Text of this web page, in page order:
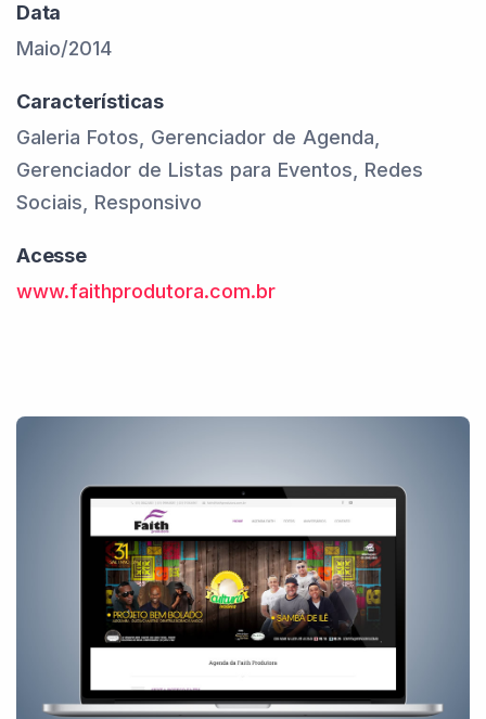
Data
Maio/2014
Características
Galeria Fotos, Gerenciador de Agenda,
Gerenciador de Listas para Eventos, Redes
Sociais, Responsivo
Acesse
www.faithprodutora.com.br